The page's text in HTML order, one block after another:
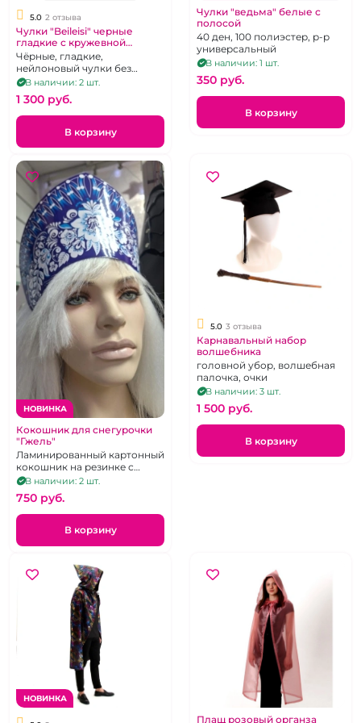
5.0 2 отзыва
Чулки "Beileisi" черные
гладкие с кружевной
красной резинкой бантом и
бусами без силикона р 2-3
Чёрные, гладкие,
нейлоновый чулки без
силиконовой поддержки с
коронкой украшенной
красным кружевом.Размер 1-
2
В наличии: 2 шт.
1 300 pуб.
В корзину
Чулки "ведьма" белые с
полосой
40 ден, 100 полиэстер, р-р
универсальный
В наличии: 1 шт.
350 pуб.
В корзину
НОВИНКА
Кокошник для снегурочки
"Гжель"
Ламинированный картонный
кокошник на резинке с
атласными лентами
В наличии: 2 шт.
750 pуб.
В корзину
5.0 3 отзыва
Карнавальный набор
волшебника
головной убор, волшебная
палочка, очки
В наличии: 3 шт.
1 500 pуб.
В корзину
НОВИНКА
Плащ розовый органза